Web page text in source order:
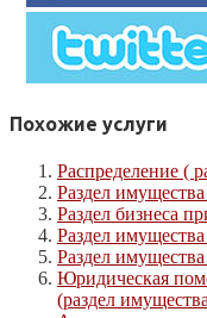
Похожие услуги
Распределение (
Раздел
Раздел бизнеса
Раздел
Раздел
Юридическая
(раздел